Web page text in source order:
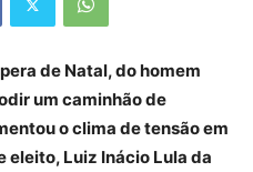
de Natal, do homem
um caminhão de
o clima de tensão em
eleito, Luiz Inácio Lula da